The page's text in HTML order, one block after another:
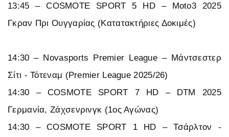
13:45 – COSMOTE SPORT 5 HD – Moto3 2025
Γκραν Πρι Ουγγαρίας (Κατατακτήριες Δοκιμές)
14:30 – Novasports Premier League – Μάντσεστερ
Σίτι - Τότεναμ (Premier League 2025/26)
14:30 – COSMOTE SPORT 7 HD – DTM 2025
Γερμανία, Ζάχσενρινγκ (1ος Αγώνας)
14:30 – COSMOTE SPORT 1 HD – Τσάρλτον -